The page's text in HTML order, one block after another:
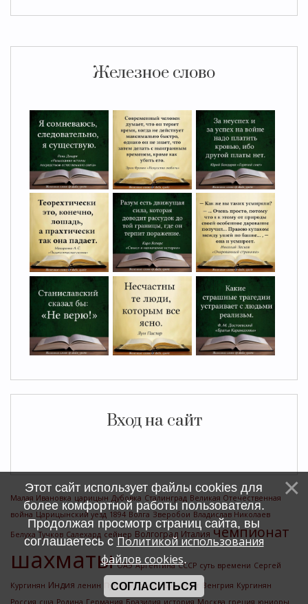
Железное слово
Вход на сайт
Малая Ивановка царицын Дубовка Сталинград Великая Отечественная
война Царицынский уезд 1894 Волга Зверобои Владислав Николаев
Белуха Тучков Салехард сейнер Волгоград Италия чемпионат
шахматы ОАЭ Аргентина СССР суть времени Сергей
Кургинян Индия ленин Путин Испания Будапешт Венгрия Кургинян
Россия сша Родина Германия Бразилия история Москва греция юниоры
Этот сайт использует файлы cookies для
более комфортной работы пользователя.
Продолжая просмотр страниц сайта, вы
соглашаетесь сПолитикой использования
файлов cookies.
СОГЛАСИТЬСЯ